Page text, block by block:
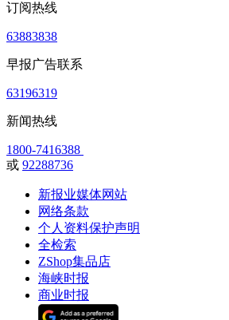
订阅热线
63883838
早报广告联系
63196319
新闻热线
1800-7416388
或 92288736
新报业媒体网站
网络条款
个人资料保护声明
全检索
ZShop集品店
海峡时报
商业时报